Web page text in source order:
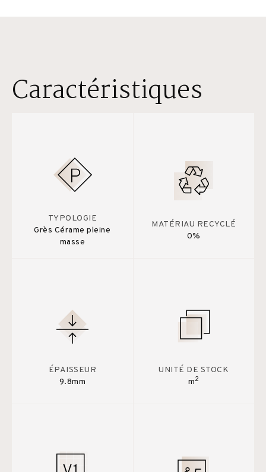
Caractéristiques
TYPOLOGIE
Grès Cérame pleine
masse
MATÉRIAU RECYCLÉ
0%
ÉPAISSEUR
9.8mm
UNITÉ DE STOCK
m2